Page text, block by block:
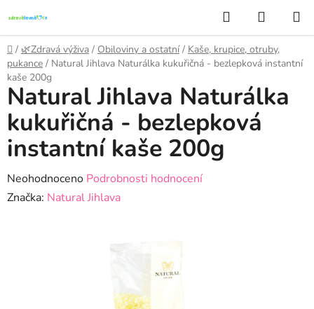
na
obsah
Hledat
KOŠÍK
Domů
/ 🌿Zdravá výživa / Obiloviny a ostatní / Kaše, krupice, otruby,
pukance / Natural Jihlava Naturálka kukuřičná - bezlepková instantní
kaše 200g
Natural Jihlava Naturálka
kukuřičná - bezlepková
instantní kaše 200g
Průměrné
hodnocení
Neohodnoceno Podrobnosti hodnocení
Značka: Natural Jihlava